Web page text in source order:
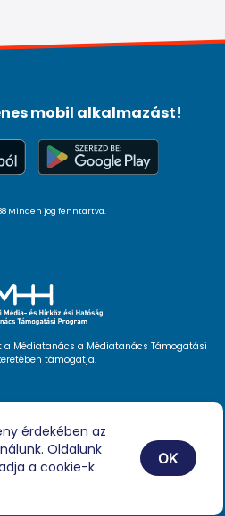
Híreink
mobil alkalmazást!
Minden jog fenntartva.
a Médiatanács a Médiatanács Támogatási
támogatja.
érdekében az
Oldalunk
a cookie-k
OK